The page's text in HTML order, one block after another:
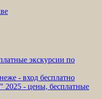
экскурсии по
- вход бесплатно
2025 - цены, бесплатные